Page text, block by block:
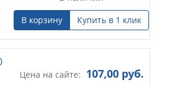
В корзину
Купить в 1 клик
Цена на сайте: 107,00руб.